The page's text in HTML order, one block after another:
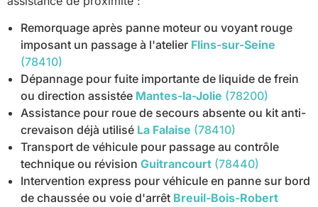
Remorquage après panne moteur ou voyant rouge
imposant un passage à l'atelier Flins-sur-Seine
(78410)
Dépannage pour fuite importante de liquide de frein
ou direction assistée Mantes-la-Jolie (78200)
Assistance pour roue de secours absente ou kit anti-
crevaison déjà utilisé La Falaise (78410)
Transport de véhicule pour passage au contrôle
technique ou révision Guitrancourt (78440)
Intervention express pour véhicule en panne sur bord
de chaussée ou voie d'arrêt Breuil-Bois-Robert